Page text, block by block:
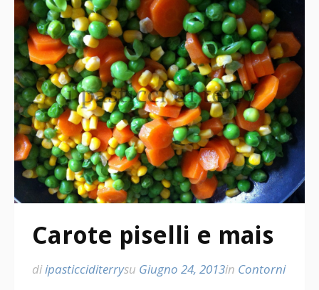
Carote piselli e mais
diipasticciditerrysu Giugno 24, 2013in Contorni